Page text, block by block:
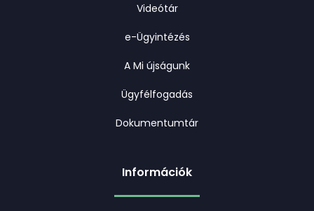
Videótár
e-Ügyintézés
A Mi újságunk
Ügyfélfogadás
Dokumentumtár
Információk